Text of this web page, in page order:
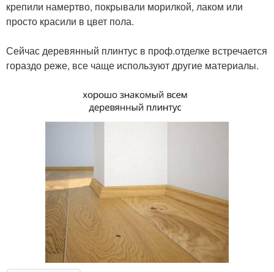
крепили намертво, покрывали морилкой, лаком или
просто красили в цвет пола.
Сейчас деревянный плинтус в проф.отделке встречается
гораздо реже, все чаще используют другие материалы.